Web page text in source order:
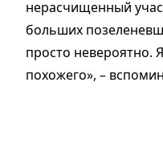
нерасчищенный
больших
просто невероятно.
похожего», –